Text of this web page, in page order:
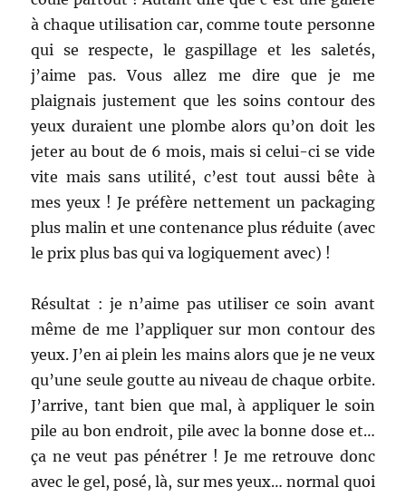
à chaque utilisation car, comme toute personne
qui se respecte, le gaspillage et les saletés,
j’aime pas. Vous allez me dire que je me
plaignais justement que les soins contour des
yeux duraient une plombe alors qu’on doit les
jeter au bout de 6 mois, mais si celui-ci se vide
vite mais sans utilité, c’est tout aussi bête à
mes yeux ! Je préfère nettement un packaging
plus malin et une contenance plus réduite (avec
le prix plus bas qui va logiquement avec) !
Résultat : je n’aime pas utiliser ce soin avant
même de me l’appliquer sur mon contour des
yeux. J’en ai plein les mains alors que je ne veux
qu’une seule goutte au niveau de chaque orbite.
J’arrive, tant bien que mal, à appliquer le soin
pile au bon endroit, pile avec la bonne dose et…
ça ne veut pas pénétrer ! Je me retrouve donc
avec le gel, posé, là, sur mes yeux… normal quoi